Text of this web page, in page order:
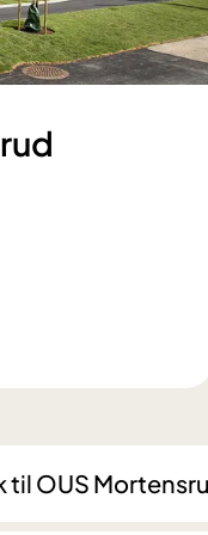
OUS